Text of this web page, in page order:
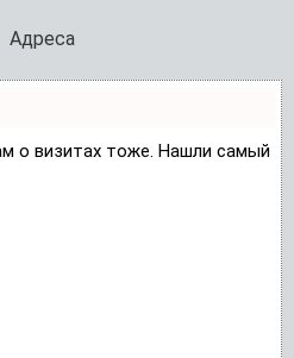
Адреса
о визитах тоже. Нашли самый